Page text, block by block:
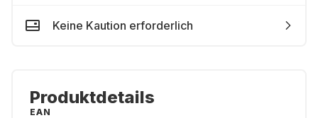
Keine Kaution erforderlich
Produktdetails
EAN